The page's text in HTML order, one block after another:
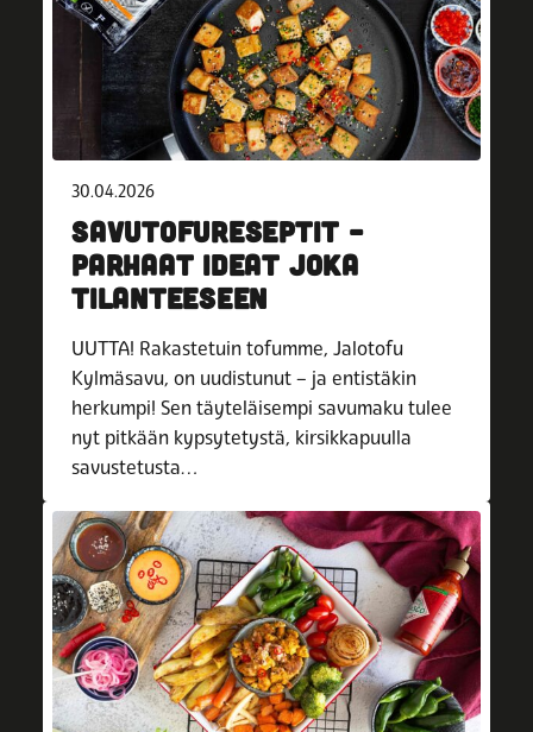
30.04.2026
SAVUTOFURESEPTIT –
PARHAAT IDEAT JOKA
TILANTEESEEN
UUTTA! Rakastetuin tofumme, Jalotofu
Kylmäsavu, on uudistunut – ja entistäkin
herkumpi! Sen täyteläisempi savumaku tulee
nyt pitkään kypsytetystä, kirsikkapuulla
savustetusta…